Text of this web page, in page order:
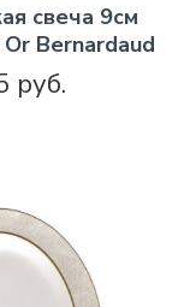
свеча 9см
Bernardaud
руб.